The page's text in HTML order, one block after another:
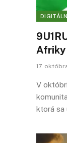
Afriky
17.
V
ktorá sa